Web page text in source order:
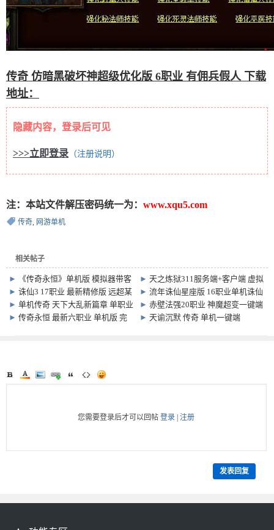
传奇 仿暗黑破坏神超级优化版 6职业 有佣兵假人 下载
地址：
隐藏内容，登录后可见
>>>立即登录 （注册说明）
注：本站文件解压密码统一为： www.xqu5.com
传奇, 网游单机
相关帖子
►
《传奇永恒》单机版 模拟器带客
户端 极品爆改传奇
►天之炼狱311服务端+客户端 虚拟
机版 目前最新
►诛仙3 17职业 最新精修版 远超某
第二版 基本完美运行
►流年诛仙星座版 16职业单机诛仙
怪物攻城
►单机传奇 天下大乱新篇章 单职业
版
► 赤壁法强20职业 神魔超变一键端
超多乱入BOSS 超级装备
►传奇永恒 最新六职业 单机版 完
►天谕沉默 传奇 单机一键端
您需要登录后才可以回帖登录 |注册
发表回复